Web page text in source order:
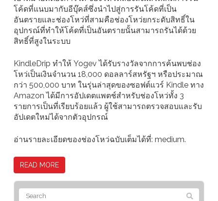
โค้ดที่แนบมากับอีบุ๊คส์ซึ่งนำไปสู่การรันโค้ดที่เป็น
อันตรายและช่องโหว่ที่สามคือช่องโหว่ยกระดับสิทธิ์ใน
อุปกรณ์ที่ทำให้โค้ดที่เป็นอันตรายนั้นสามารถรันได้ด้วย
สิทธิ์ที่สูงในระบบ
KindleDrip ทำให้ Yogev ได้รับรางวัลจากการค้นพบช่อง
โหว่เป็นเงินจำนวน 18,000 ดอลลาร์สหรัฐฯ หรือประมาณ
กว่า 500,000 บาท ในรุ่นล่าสุดของซอฟต์แวร์ Kindle ทาง
Amazon ได้มีการอัปเดตแพตช์สำหรับช่องโหว่ทั้ง 3
รายการเป็นที่เรียบร้อยแล้ว ผู้ใช้สามารถตรวจสอบและรับ
อัปเดตใหม่ได้จากตัวอุปกรณ์
อ่านรายละเอียดของช่องโหว่ฉบับเต็มได้ที่: medium.
READ MORE